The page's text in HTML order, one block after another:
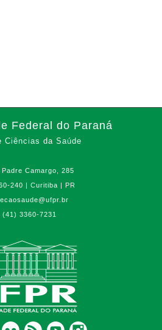
Federal do Paraná
Ciências da Saúde
Padre Camargo, 285
80.060-240 | Curitiba | PR
(41) 3360-7231